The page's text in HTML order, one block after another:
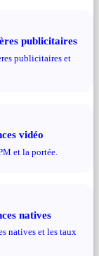
publicitaires
publicitaires et
vidéo
et la portée.
natives
natives et les taux